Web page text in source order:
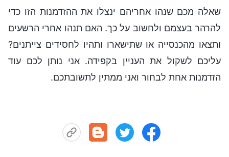
שאלה מכם שנהו אחריהם ינצלו את ההזדמנות הזו כדי
להרהר בעצמם ולחשוב על כך. האם תנהו אחרי הרשעים
ותצאו מהכנסייה או שתישארו ותהיו לחסידים צייתנים?
עליכם לשקול את העניין בקפידה. אני נותן לכם עוד
הזדמנות אחת לבחור ואני ממתין לתשובתכם.